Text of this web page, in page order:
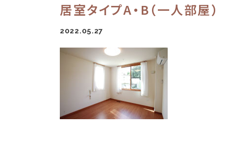
居室タイプA・B（一人部屋）
2022.05.27